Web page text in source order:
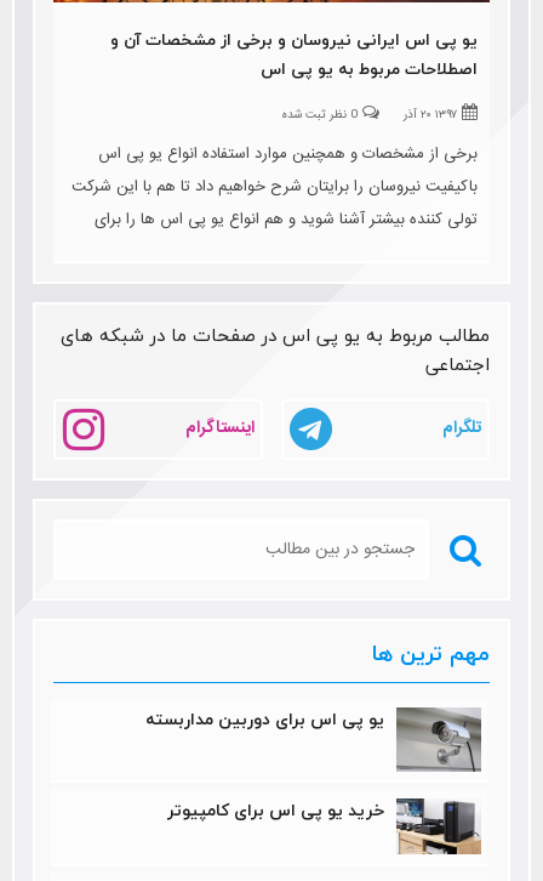
یو پی اس ایرانی نیروسان و برخی از مشخصات آن و
اصطلاحات مربوط به یو پی اس
۱۳۹۷ ۲۰ آذر 0 نظر ثبت شده
برخی از مشخصات و همچنین موارد استفاده انواع یو پی اس
باکیفیت نیروسان را برایتان شرح خواهیم داد تا هم با این شرکت
تولی کننده بیشتر آشنا شوید و هم انواع یو پی اس ها را برای
مطالب مربوط به یو پی اس در صفحات ما در شبکه های
اجتماعی
تلگرام اینستاگرام
مهم ترین ها
یو پی اس برای دوربین مداربسته
خرید یو پی اس برای کامپیوتر